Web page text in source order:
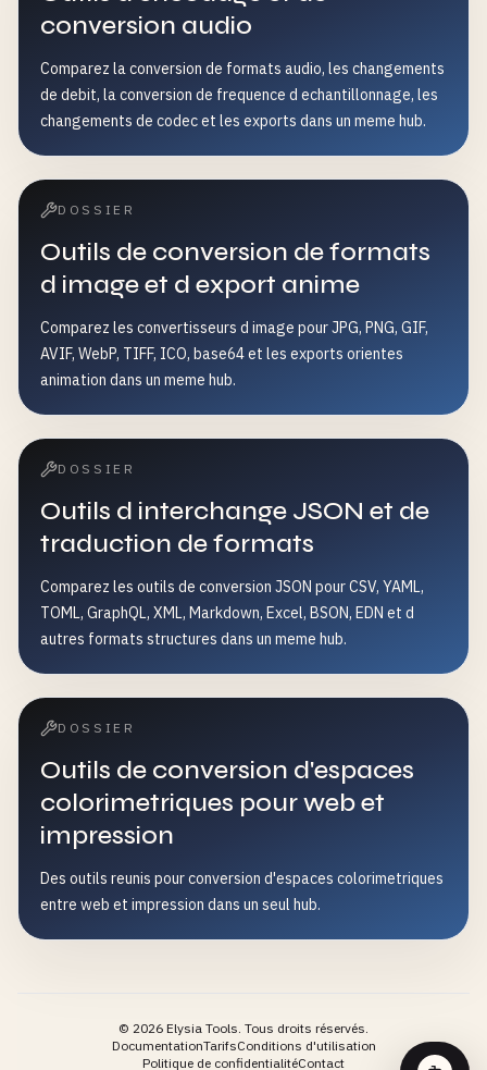
conversion audio
Comparez la conversion de formats audio, les changements
de debit, la conversion de frequence d echantillonnage, les
changements de codec et les exports dans un meme hub.
DOSSIER
Outils de conversion de formats
d image et d export anime
Comparez les convertisseurs d image pour JPG, PNG, GIF,
AVIF, WebP, TIFF, ICO, base64 et les exports orientes
animation dans un meme hub.
DOSSIER
Outils d interchange JSON et de
traduction de formats
Comparez les outils de conversion JSON pour CSV, YAML,
TOML, GraphQL, XML, Markdown, Excel, BSON, EDN et d
autres formats structures dans un meme hub.
DOSSIER
Outils de conversion d'espaces
colorimetriques pour web et
impression
Des outils reunis pour conversion d'espaces colorimetriques
entre web et impression dans un seul hub.
© 2026 Elysia Tools. Tous droits réservés.
DocumentationTarifsConditions d'utilisation
Politique de confidentialitéContact